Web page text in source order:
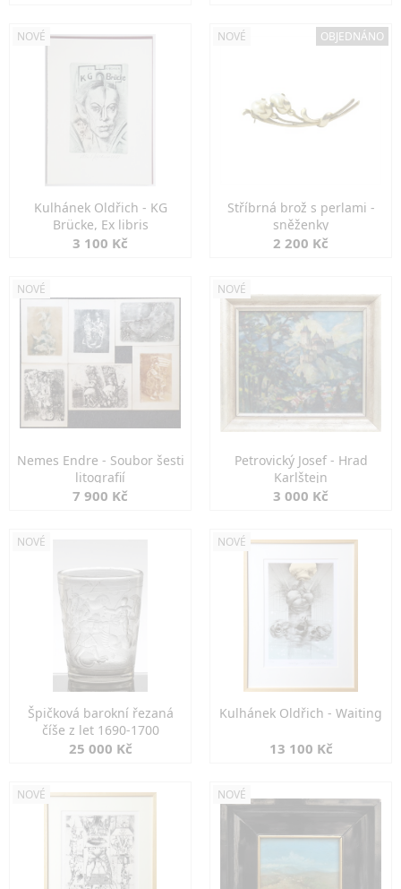
NOVÉ
Kulhánek Oldřich - KG
Brücke, Ex libris
3 100 Kč
NOVÉ OBJEDNÁNO
Stříbrná brož s perlami -
sněženky
2 200 Kč
NOVÉ
Nemes Endre - Soubor šesti
litografií
7 900 Kč
NOVÉ
Petrovický Josef - Hrad
Karlštejn
3 000 Kč
NOVÉ
Špičková barokní řezaná
číše z let 1690-1700
25 000 Kč
NOVÉ
Kulhánek Oldřich - Waiting
13 100 Kč
NOVÉ NOVÉ